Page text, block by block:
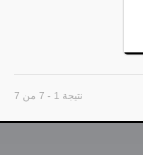
نتيجة 1 - 7 من 7